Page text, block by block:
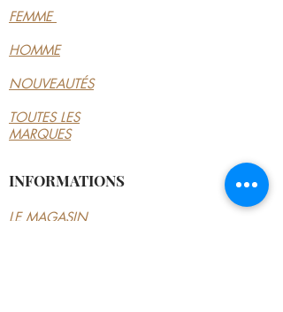
FEMME
HOMME
NOUVEAUTÉS
TOUTES LES
MARQUES
INFORMATIONS
LE MAGASIN